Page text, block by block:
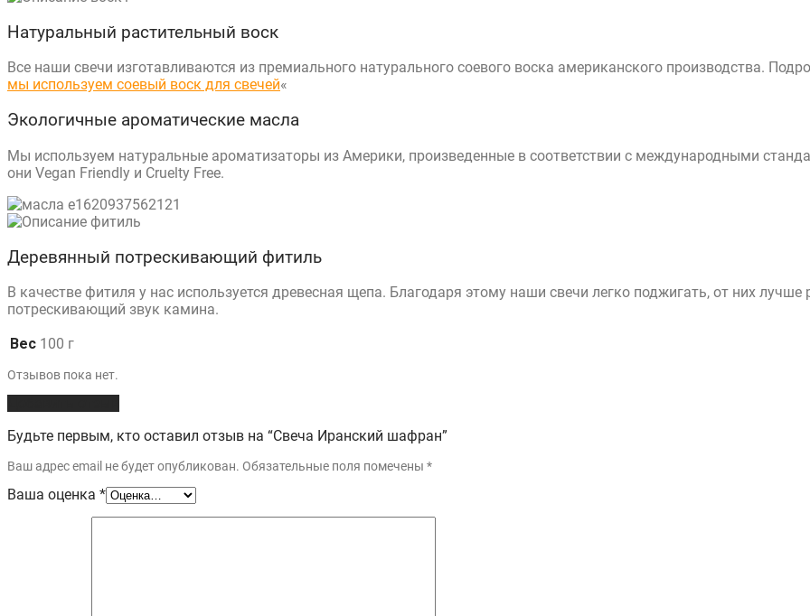
Натуральный растительный воск
Все наши свечи изготавливаются из премиального натурального соевого воска американского производства.
мы используем соевый воск для свечей«
Экологичные ароматические масла
Мы используем натуральные ароматизаторы из Америки, произведенные в соответствии с международными
они Vegan Friendly и Cruelty Free.
Деревянный потрескивающий фитиль
В качестве фитиля у нас используется древесная щепа. Благодаря этому наши свечи легко поджигать, от них
потрескивающий звук камина.
Вес 100 г
Отзывов пока нет.
Будьте первым, кто оставил отзыв на “Свеча Иранский шафран”
Ваш адрес email не будет опубликован. Обязательные поля помечены *
Ваша оценка *